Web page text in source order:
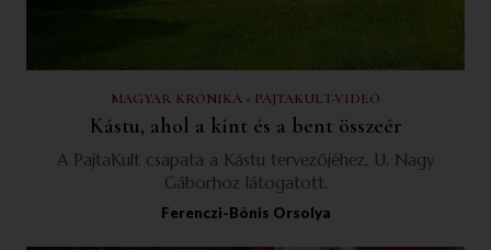
MAGYAR KRÓNIKA × PAJTAKULT-VIDEÓ
Kástu, ahol a kint és a bent összeér
A PajtaKult csapata a Kástu tervezőjéhez, U. Nagy
Gáborhoz látogatott.
Ferenczi-Bónis Orsolya